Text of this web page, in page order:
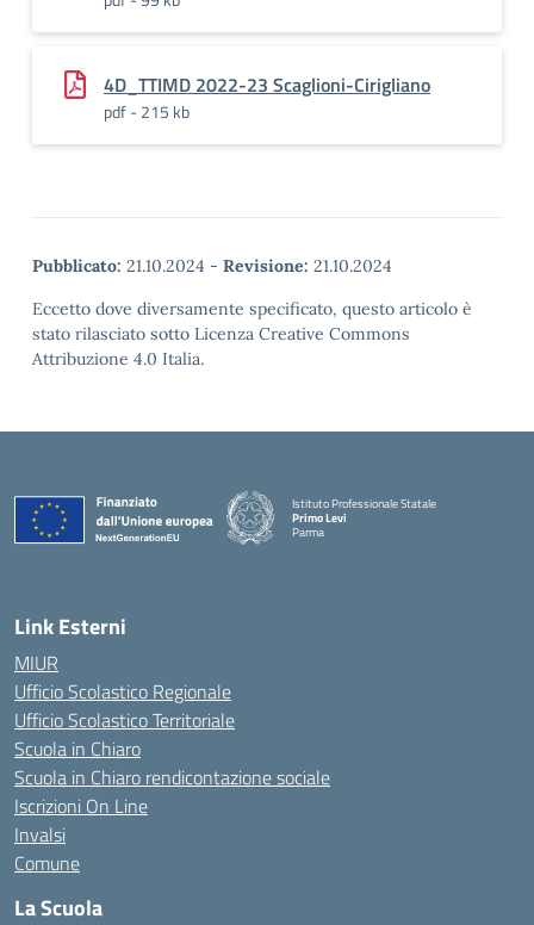
4D_TTIMD 2022-23 Scaglioni-Cirigliano
pdf - 215 kb
Pubblicato: 21.10.2024 - Revisione: 21.10.2024
Eccetto dove diversamente specificato, questo articolo è
stato rilasciato sotto Licenza Creative Commons
Attribuzione 4.0 Italia.
Istituto Professionale Statale
Primo Levi
Parma
Link Esterni
MIUR
Ufficio Scolastico Regionale
Ufficio Scolastico Territoriale
Scuola in Chiaro
Scuola in Chiaro rendicontazione sociale
Iscrizioni On Line
Invalsi
Comune
La Scuola